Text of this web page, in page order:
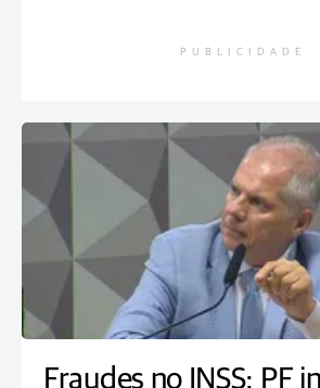
PUBLICIDADE
Fraudes no INSS: PF